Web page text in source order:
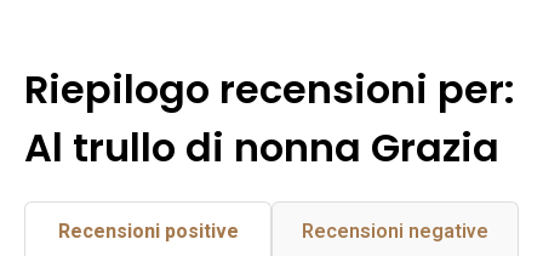
Riepilogo recensioni per:
Al trullo di nonna Grazia
Recensioni positive Recensioni negative